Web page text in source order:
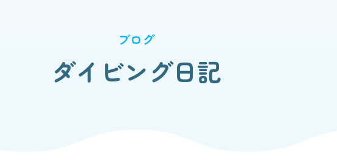
ブログ
ダイビング日記